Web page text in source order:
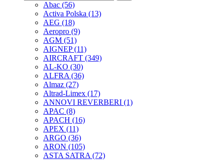
Abac (56)
Activa Polska (13)
AEG (18)
Aeropro (9)
AGM (51)
AIGNEP(11)
AIRCRAFT (349)
AL-KO (30)
ALFRA (36)
Almaz (27)
Altrad-Limex (17)
ANNOVI REVERBERI (1)
APAC (8)
APACH (16)
APEX (11)
ARGO (36)
ARON (105)
ASTA SATRA (72)